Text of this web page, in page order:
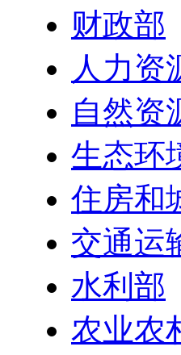
财政部
人力资
自然资
生态环
住房和
交通运
水利部
农业农